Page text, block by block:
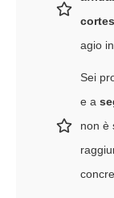
agio
Sei
e a
non è